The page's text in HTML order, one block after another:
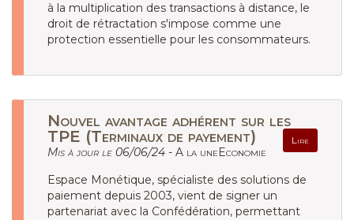
à la multiplication des transactions à distance, le
droit de rétractation s'impose comme une
protection essentielle pour les consommateurs.
Nouvel avantage adhérent sur les
TPE (Terminaux de payement)
Lire
Mis à jour le 06/06/24 - A la uneEconomie
Espace Monétique, spécialiste des solutions de
paiement depuis 2003, vient de signer un
partenariat avec la Confédération, permettant